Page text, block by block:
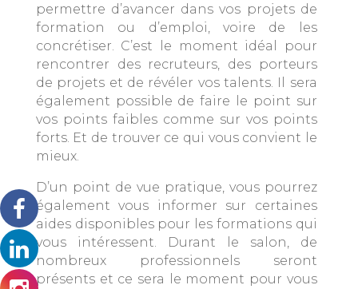
permettre d’avancer dans vos projets de
formation ou d’emploi, voire de les
concrétiser. C’est le moment idéal pour
rencontrer des recruteurs, des porteurs
de projets et de révéler vos talents. Il sera
également possible de faire le point sur
vos points faibles comme sur vos points
forts. Et de trouver ce qui vous convient le
mieux.
D’un point de vue pratique, vous pourrez
également vous informer sur certaines
aides disponibles pour les formations qui
vous intéressent. Durant le salon, de
nombreux professionnels seront
présents et ce sera le moment pour vous